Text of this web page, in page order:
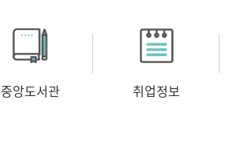
중앙도서관 취업정보